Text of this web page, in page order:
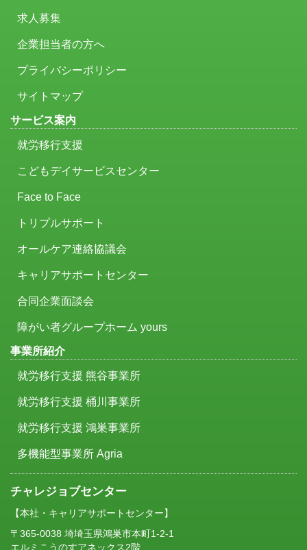
求人募集
企業担当者の方へ
プライバシーポリシー
サイトマップ
サービス案内
就労移行支援
こどもデイサービスセンター
Face to Face
トリプルサポート
オールケア連絡協議会
キャリアサポートセンター
合同企業面談会
障がい者グループホーム yours
事業所紹介
就労移行支援 熊谷事業所
就労移行支援 桶川事業所
就労移行支援 鴻巣事業所
多機能型事業所 Agria
チャレジョブセンター
【本社・キャリアサポートセンター】
〒365-0038 埼埼玉県鴻巣市本町1-2-1
エルミこうのすアネックス2階